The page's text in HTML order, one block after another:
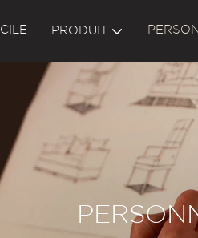
PRODUIT